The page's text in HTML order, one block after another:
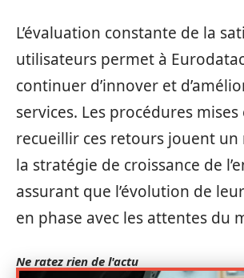
L’évaluation constante de la
utilisateurs permet à
continuer d’innover et
services. Les procédures
recueillir ces retours jouent un
la stratégie de croissance de
assurant que l’évolution de
en phase avec les attentes du
Ne ratez rien de l'actu